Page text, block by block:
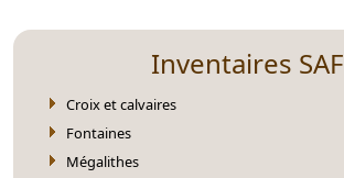
Inventaires SAF
Croix et calvaires
Fontaines
Mégalithes